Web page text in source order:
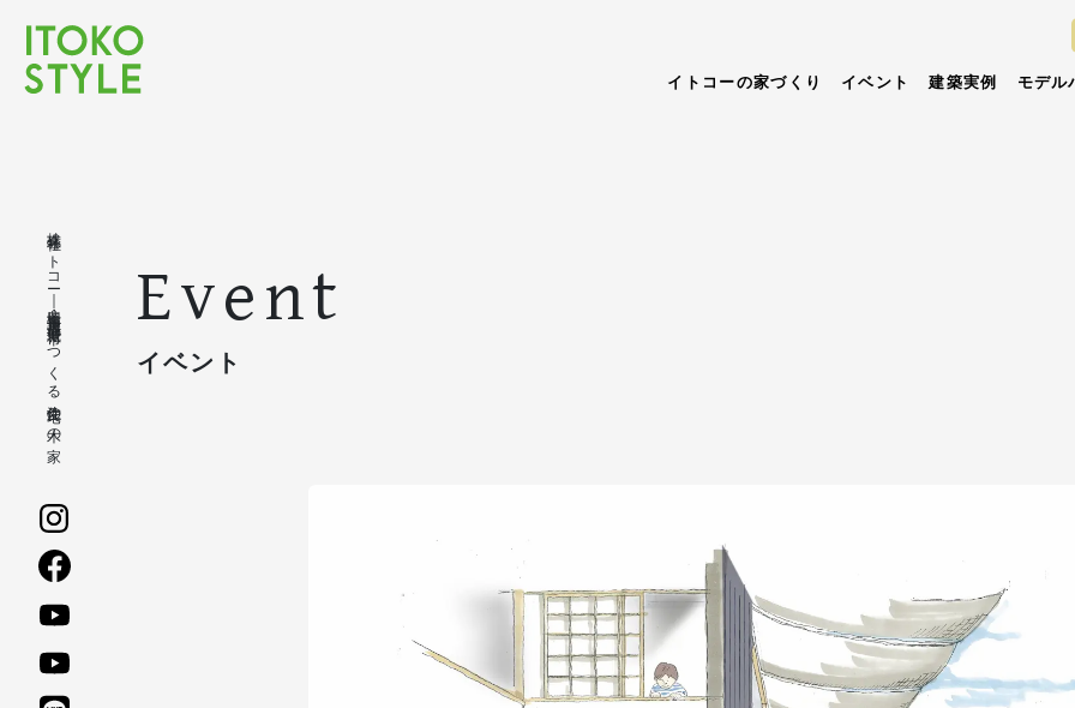
イトコーの家づくり イベント 建築実例 モデル
株式会社イトコー｜豊橋市・豊川市・蒲郡市・新城市でつくる注文住宅の木の家 Event
イベント